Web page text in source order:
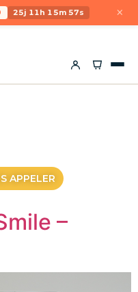
25j 11h 15m 56s ×
APPELER
–